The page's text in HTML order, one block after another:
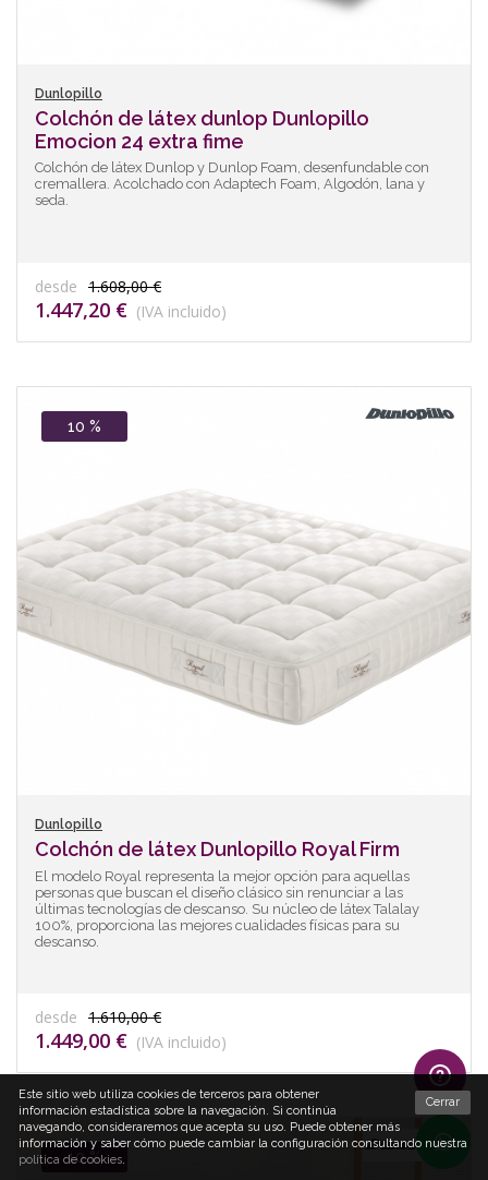
Dunlopillo
Colchón de látex dunlop Dunlopillo
Emocion 24 extra fime
Colchón de látex Dunlop y Dunlop Foam, desenfundable con
cremallera. Acolchado con Adaptech Foam, Algodón, lana y
seda.
desde 1.608,00 €
1.447,20 € (IVA incluido)
10 %
Dunlopillo
Colchón de látex Dunlopillo Royal Firm
El modelo Royal representa la mejor opción para aquellas
personas que buscan el diseño clásico sin renunciar a las
últimas tecnologías de descanso. Su núcleo de látex Talalay
100%, proporciona las mejores cualidades físicas para su
descanso.
desde 1.610,00 €
1.449,00 € (IVA incluido)
10 %
Cerrar
Este sitio web utiliza cookies de terceros para obtener
información estadística sobre la navegación. Si continúa
navegando, consideraremos que acepta su uso. Puede obtener más
información y saber cómo puede cambiar la configuración consultando nuestra
política de cookies.